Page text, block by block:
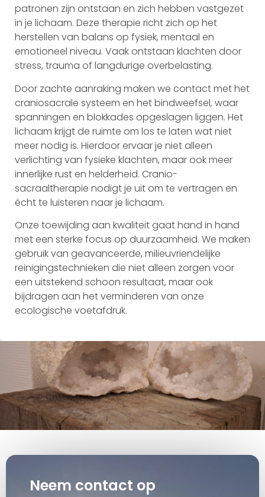
patronen zijn ontstaan en zich hebben vastgezet
in je lichaam. Deze therapie richt zich op het
herstellen van balans op fysiek, mentaal en
emotioneel niveau. Vaak ontstaan klachten door
stress, trauma of langdurige overbelasting.
Door zachte aanraking maken we contact met het
craniosacrale systeem en het bindweefsel, waar
spanningen en blokkades opgeslagen liggen. Het
lichaam krijgt de ruimte om los te laten wat niet
meer nodig is. Hierdoor ervaar je niet alleen
verlichting van fysieke klachten, maar ook meer
innerlijke rust en helderheid. Cranio-
sacraaltherapie nodigt je uit om te vertragen en
écht te luisteren naar je lichaam.
Onze toewijding aan kwaliteit gaat hand in hand
met een sterke focus op duurzaamheid. We maken
gebruik van geavanceerde, milieuvriendelijke
reinigingstechnieken die niet alleen zorgen voor
een uitstekend schoon resultaat, maar ook
bijdragen aan het verminderen van onze
ecologische voetafdruk.
Neem contact op